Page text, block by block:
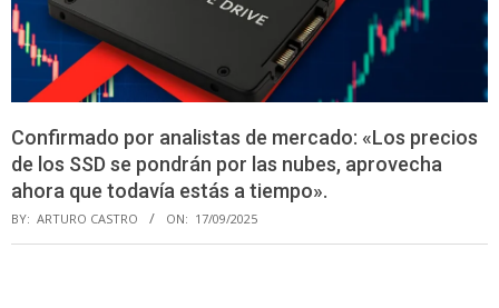
Confirmado por analistas de mercado: «Los precios
de los SSD se pondrán por las nubes, aprovecha
ahora que todavía estás a tiempo».
BY: ARTURO CASTRO ON: 17/09/2025